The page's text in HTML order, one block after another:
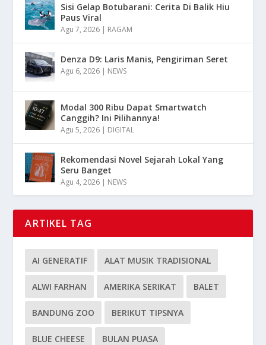
Sisi Gelap Botubarani: Cerita Di Balik Hiu
Paus Viral
Agu 7, 2026 | RAGAM
Denza D9: Laris Manis, Pengiriman Seret
Agu 6, 2026 | NEWS
Modal 300 Ribu Dapat Smartwatch
Canggih? Ini Pilihannya!
Agu 5, 2026 | DIGITAL
Rekomendasi Novel Sejarah Lokal Yang
Seru Banget
Agu 4, 2026 | NEWS
ARTIKEL TAG
AI GENERATIF ALAT MUSIK TRADISIONAL
ALWI FARHAN AMERIKA SERIKAT BALET
BANDUNG ZOO BERIKUT TIPSNYA
BLUE CHEESE BULAN PUASA